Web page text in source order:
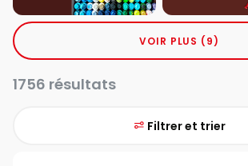
VOIR PLUS (9)
1756 résultats
Filtrer et trier